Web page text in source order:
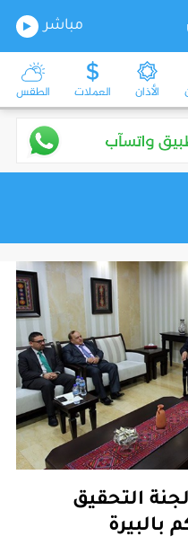
مباشر
الأذان العملات الطقس
التحقيق
بالبيرة